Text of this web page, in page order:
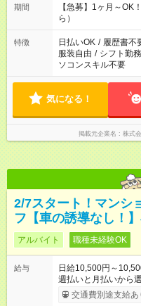
しておきたい」 「
間を有効に使いたい
ね。
期間
【急募】1ヶ月～OK
ら）
特徴 日払いOK / 履歴書不
服装自由 / シフト勤務
ソコンスキル不要
気になる！
掲載元企業名 株式
2/7スタート！マンシ
フ【車の誘導なし！
アルバイト 職種未経験OK
給与
日給10,500円～
週払いと月払いから選べま
円/日 交通誘導2級保
当が別途1000円つき
交通費別途支給あ